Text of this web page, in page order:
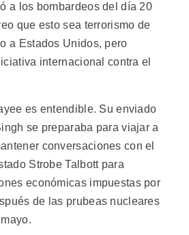
a los bombardeos del día 20
que esto sea terrorismo de
a Estados Unidos, pero
internacional contra el
es entendible. Su enviado
se preparaba para viajar a
conversaciones con el
Strobe Talbott para
económicas impuestas por
de las prubeas nucleares